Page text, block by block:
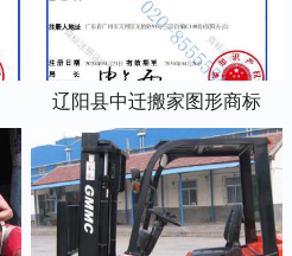
辽阳县中迁搬家图形商标